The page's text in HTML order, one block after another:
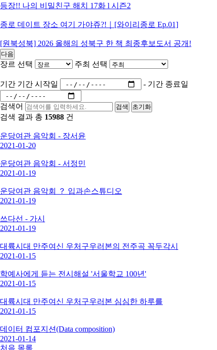
등장!! 나의 비밀친구 해치 17화 l 시즌2
종로 데이트 장소 여기 가야쥬?!｜[와이리종로 Ep.01]
[원북성북] 2026 올해의 성북구 한 책 최종후보도서 공개!
다음
장르 선택 주최 선택
기간 기간 시작일 - 기간 종료일
검색어 검색 초기화
검색 결과 총 15988 건
운당여관 음악회 - 장서윤
2021-01-20
운당여관 음악회 - 서정민
2021-01-19
운당여관 음악회 ？ 입과손스튜디오
2021-01-19
쓰다선 - 가시
2021-01-19
대륙시대 만주여신 우처구우러본의 전주곡 꼭두각시
2021-01-15
학예사에게 듣는 전시해설 '서울학교 100년'
2021-01-15
대륙시대 만주여신 우처구우러본 심심한 하루를
2021-01-15
데이터 컴포지션(Data composition)
2021-01-14
처음 목록